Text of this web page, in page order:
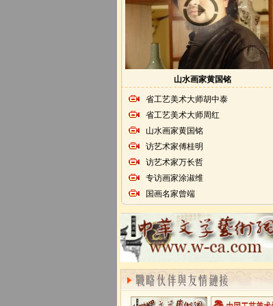
山水画家黄国铭
省工艺美术大师胡中泰
省工艺美术大师周红
山水画家黄国铭
访艺术家傅桂明
访艺术家万长哲
专访画家涂淑维
国画名家曾端